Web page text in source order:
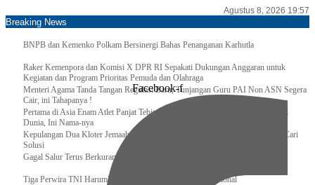
Agustus 8, 2026 19:57
Breaking News
BNPB dan Kemenko Polkam Bersinergi Bahas Penanganan Karhutla
Raker Kemenpora dan Komisi X DPR RI Sepakati Dukungan Anggaran untuk
Kegiatan dan Program Prioritas Pemuda dan Olahraga
Menteri Agama Tanda Tangan Regulasi Baru, Tunjangan Guru PAI Non ASN Segera
Cair, ini Tahapanya !
Pertama di Asia Enam Atlet Panjat Tebing Indonesia Taklukkan Tebing Tertinggi
Dunia, Ini Nama-nya
Kepulangan Dua Kloter Jemaah Asal Surabaya Tertunda, Kemenag Upayakan Cari
Solusi
Gagal Salur Terus Berkurang, Gus Ipul: 405 Ribu Lebih Bansos Cair
Tiga Perwira TNI Harumkan Indonesia Di Kancah Internasional
Facebook-f